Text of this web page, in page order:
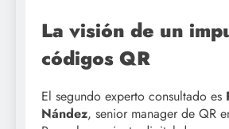
La visión de un
códigos QR
El segundo experto consultado es
Nández, senior manager de QR